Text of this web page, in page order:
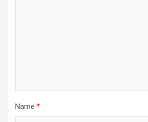
Name *